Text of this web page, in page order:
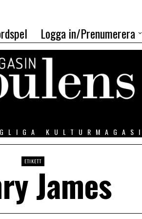
Logga in/Prenumerera
ETIKETT
James